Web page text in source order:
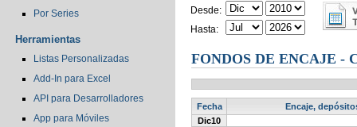
Por Series
Herramientas
Listas Personalizadas
Add-In para Excel
API para Desarrolladores
App para Móviles
Desde:
Hasta:
FONDOS DE ENCAJE -
Fecha
Encaje,
Dic10